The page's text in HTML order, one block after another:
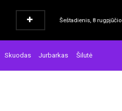
Šeštadienis, 8 rugpjūčio
Skuodas Jurbarkas Šilutė